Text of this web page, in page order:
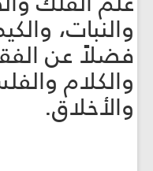
والنبات،
فضلاً عن
والكلام
والأخلاق.